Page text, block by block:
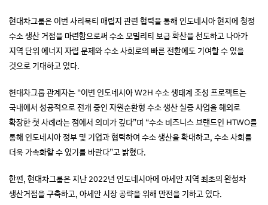
현대차그룹은 이번 사리묵티 매립지 관련 협력을 통해 인도네시아 현지에 청정
수소 생산 거점을 마련함으로써 수소 모빌리티 보급 확산을 선도하고 나아가
지역 단위 에너지 자립 문제와 수소 사회로의 빠른 전환에도 기여할 수 있을
것으로 기대하고 있다.
현대차그룹 관계자는 “이번 인도네시아 W2H 수소 생태계 조성 프로젝트는
국내에서 성공적으로 전개 중인 자원순환형 수소 생산 실증 사업을 해외로
확장한 첫 사례라는 점에서 의미가 깊다”며 “수소 비즈니스 브랜드인 HTWO를
통해 인도네시아 정부 및 기업과 협력하여 수소 생산을 확대하고, 수소 사회를
더욱 가속화할 수 있기를 바란다”고 밝혔다.
한편, 현대차그룹은 지난 2022년 인도네시아에 아세안 지역 최초의 완성차
생산거점을 구축하고, 아세안 시장 공략을 위해 만전을 기하고 있다.